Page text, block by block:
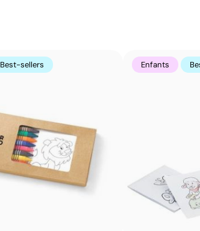
impression réalisée sur une étiquette.
loupe, intensifie les couleurs et
Effet tridimensionnel très accrocheur
Protège le design contre les chocs
Renforce les couleurs et la brillance
Idéale pour porte-clés, badges, pins
d’identification
Best-sellers Enfants